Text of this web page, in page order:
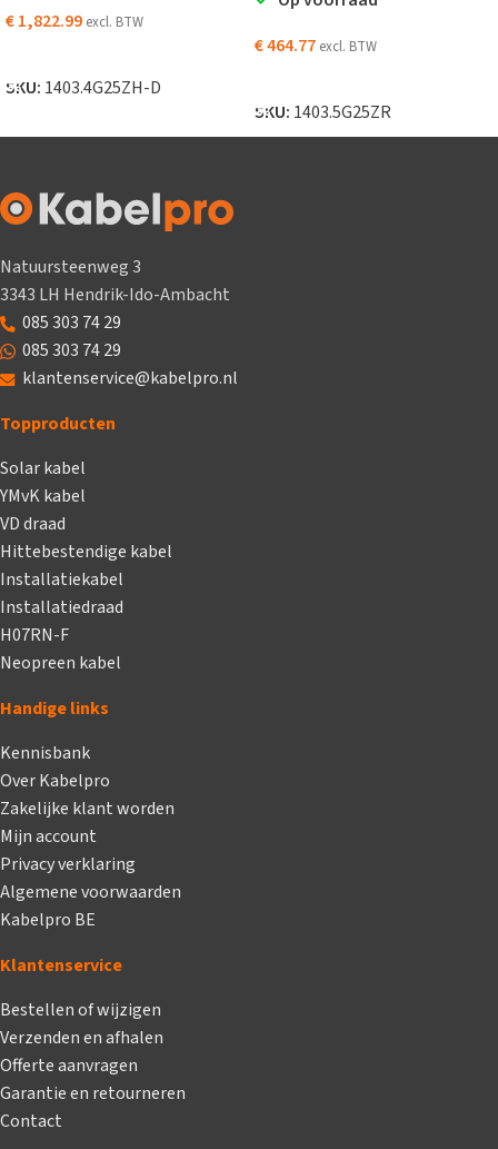
€1,822.99 excl. BTW
SKU: 1403.4G25ZH-D
€464.77 excl. BTW
SKU: 1403.5G25ZR
Natuursteenweg 3
3343 LH Hendrik-Ido-Ambacht
085 303 74 29
085 303 74 29
klantenservice@kabelpro.nl
Topproducten
Solar kabel
YMvK kabel
VD draad
Hittebestendige kabel
Installatiekabel
Installatiedraad
H07RN-F
Neopreen kabel
Handige links
Kennisbank
Over Kabelpro
Zakelijke klant worden
Mijn account
Privacy verklaring
Algemene voorwaarden
Kabelpro BE
Klantenservice
Bestellen of wijzigen
Verzenden en afhalen
Offerte aanvragen
Garantie en retourneren
Contact